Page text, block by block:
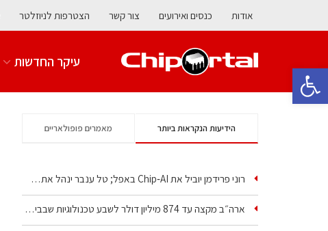
פתח סרגל נגישות
אודות כנסים ואירועים צור קשר הצטרפות לניוזלטר
עיקר החדשות
הידיעות הנקראות ביותר מאמרים פופולאריים
רוני פרידמן יוביל את Chip‑AI באפל; טל ענבר ינהל את…
ארה״ב מקצה עד 874 מיליון דולר לשבע טכנולוגיות שבבים…